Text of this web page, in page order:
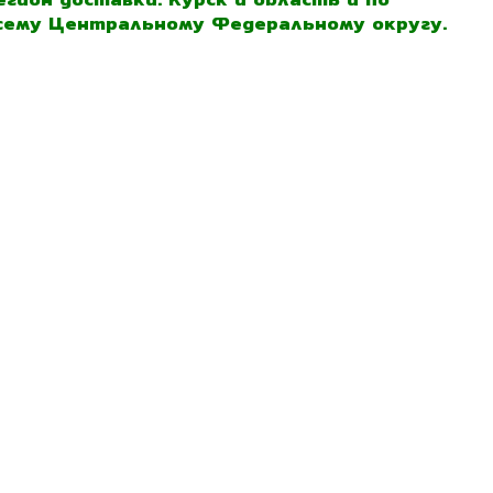
Центральному Федеральному округу.